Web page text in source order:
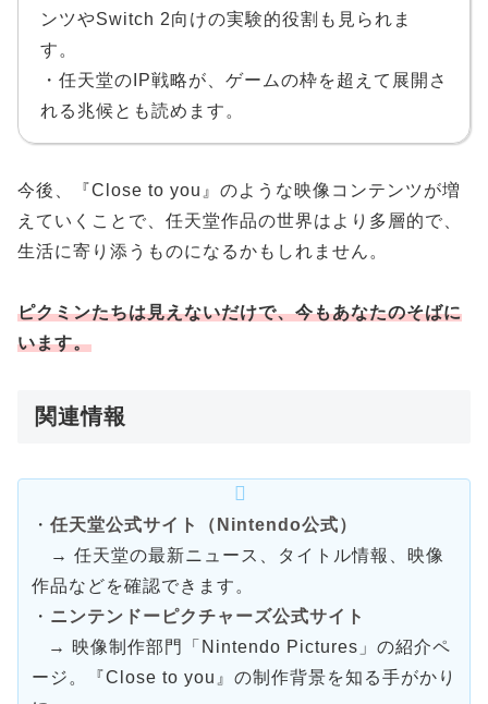
ンツやSwitch 2向けの実験的役割も見られま
す。
・任天堂のIP戦略が、ゲームの枠を超えて展開さ
れる兆候とも読めます。
今後、『Close to you』のような映像コンテンツが増
えていくことで、任天堂作品の世界はより多層的で、
生活に寄り添うものになるかもしれません。
ピクミンたちは見えないだけで、今もあなたのそばに
います。
関連情報
・ 任天堂公式サイト（Nintendo公式）
→ 任天堂の最新ニュース、タイトル情報、映像
作品などを確認できます。
・ ニンテンドーピクチャーズ公式サイト
→ 映像制作部門「Nintendo Pictures」の紹介ペ
ージ。『Close to you』の制作背景を知る手がかり